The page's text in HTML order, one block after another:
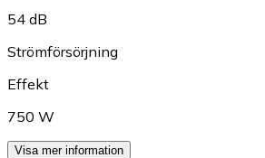
54 dB
Strömförsörjning
Effekt
750 W
Visa mer information